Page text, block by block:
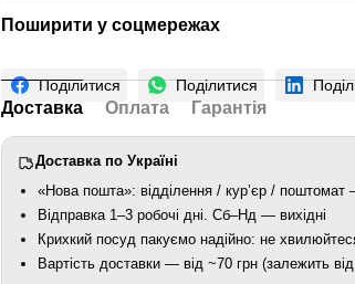
Поширити у соцмережах
Поділитися Поділитися
Доставка Оплата Гарантія
Доставка по Україні
«Нова пошта»: відділення / кур’єр / поштомат
Відправка 1–3 робочі дні. Сб–Нд — вихідні
Крихкий посуд пакуємо надійно: не
Вартість доставки — від ~70 грн (залежить від